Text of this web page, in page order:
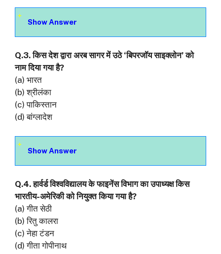
Show Answer
Q.3. किस देश द्वारा अरब सागर में उठे ‘बिपरजॉय साइक्लोन’ को
नाम दिया गया है?
(a) भारत
(b) श्रीलंका
(c) पाकिस्तान
(d) बांग्लादेश
Show Answer
Q.4. हार्वर्ड विश्वविद्यालय के फाइनेंस विभाग का उपाध्यक्ष किस
भारतीय-अमेरिकी को नियुक्त किया गया है?
(a) गीत सेठी
(b) रितु कालरा
(c) नेहा टंडन
(d) गीता गोपीनाथ